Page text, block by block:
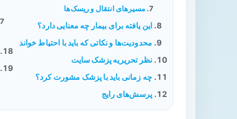
مسیرهای انتقال و ریسک‌ها
این یافته برای بیمار چه معنایی دارد؟
محدودیت‌ها و نکاتی که باید با احتیاط خواند
نظر تحریریه پزشک سایت
چه زمانی باید با پزشک مشورت کرد؟
پرسش‌های رایج